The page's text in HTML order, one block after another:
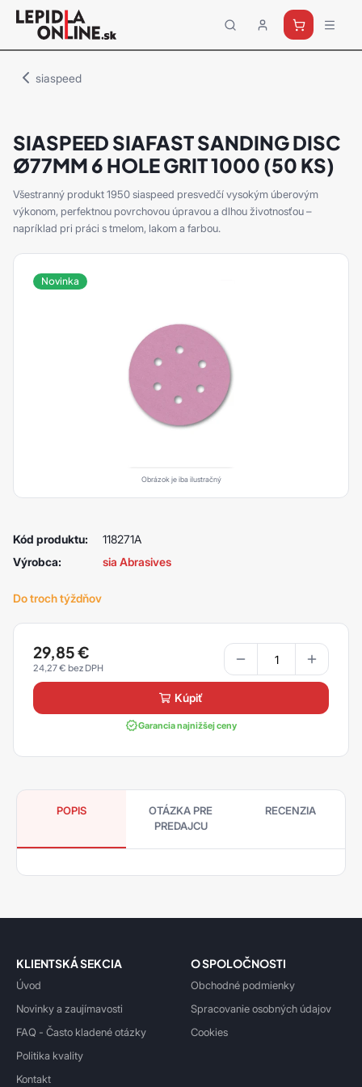
Priemyselné
lepidlá
siaspeed
SIASPEED SIAFAST SANDING DISC
Ø77MM 6 HOLE GRIT 1000 (50 KS)
Všestranný produkt 1950 siaspeed presvedčí vysokým úberovým
výkonom, perfektnou povrchovou úpravou a dlhou životnosťou –
napríklad pri práci s tmelom, lakom a farbou.
Novinka
Obrázok je iba ilustračný
Kód produktu:
118271A
Výrobca:
sia Abrasives
Do troch týždňov
29,85€
24,27€
kúpiť
Garancia najnižšej ceny
POPIS
OTÁZKA PRE
PREDAJCU
RECENZIA
KLIENTSKÁ SEKCIA
Úvod
Novinky a zaujímavosti
FAQ - Často kladené otázky
Politika kvality
Kontakt
O SPOLOČNOSTI
Obchodné podmienky
Spracovanie osobných údajov
Cookies